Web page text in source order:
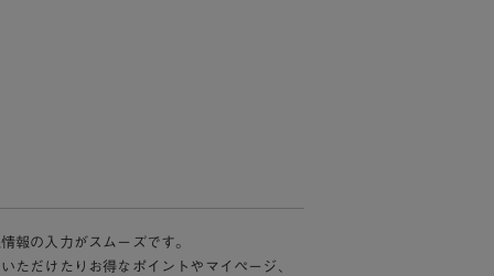
報の入力がスムーズです。
ただけたりお得なポイントやマイページ、